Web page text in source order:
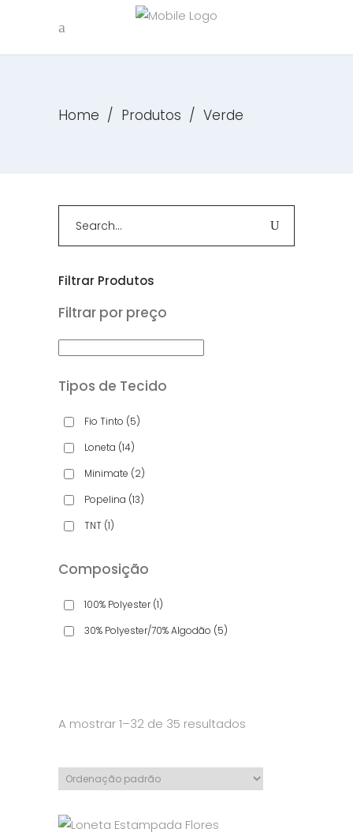
Home / Produtos / Verde
A mostrar 1–32 de 35 resultados
Filtrar Produtos
Filtrar por preço
Tipos de Tecido
Fio Tinto (5)
Loneta (14)
Minimate (2)
Popelina (13)
TNT (1)
Composição
100% Polyester (1)
30% Polyester/70% Algodão (5)